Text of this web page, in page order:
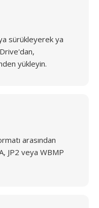
sürükleyerek ya
yükleyin.
arasından
JP2 veya WBMP